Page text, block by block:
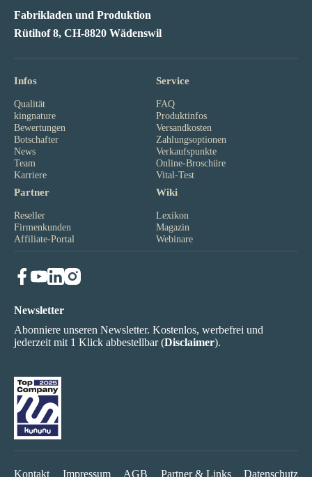
Fabrikladen und Produktion
Rütihof 8, CH-8820 Wädenswil
Infos
Qualität
kingnature
Bewertungen
Botschafter
News
Team
Karriere
Service
FAQ
Produktinfos
Versandkosten
Zahlungsoptionen
Verkaufspunkte
Online-Broschüre
Vital-Test
Partner
Reseller
Firmenkunden
Affiliate-Portal
Wiki
Lexikon
Magazin
Webinare
Newsletter
Abonniere unseren Newsletter. Kostenlos, werbefrei und
jederzeit mit 1 Klick abbestellbar (Disclaimer).
Kontakt Impressum AGB Partner & Links Datenschutz